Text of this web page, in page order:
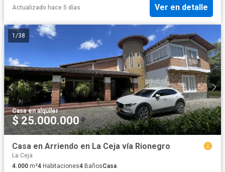
Actualizado hace 5 días Ver en detalle
1 /38
Casa·en alquiler
$ 25.000.000
Casa en Arriendo en La Ceja vía Rionegro
La Ceja
4.000 m²4 Habitaciones4 BañosCasa